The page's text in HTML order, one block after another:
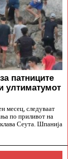
патниците
ултиматумот
месец, следуваат
по приливот на
Сеута. Шпанија